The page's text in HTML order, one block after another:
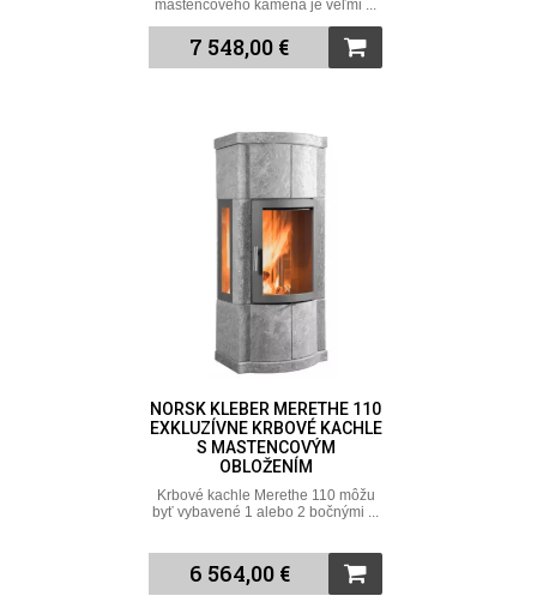
mastencového kameňa je veľmi ...
7 548,00 €
NORSK KLEBER MERETHE 110
EXKLUZÍVNE KRBOVÉ KACHLE
S MASTENCOVÝM
OBLOŽENÍM
Krbové kachle Merethe 110 môžu
byť vybavené 1 alebo 2 bočnými ...
6 564,00 €